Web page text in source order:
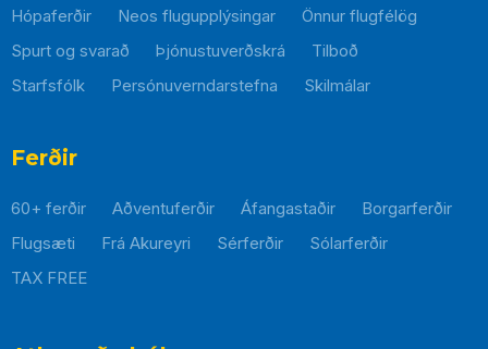
Hópaferðir
Neos flugupplýsingar
Önnur flugfélög
Spurt og svarað
Þjónustuverðskrá
Tilboð
Starfsfólk
Persónuverndarstefna Skilmálar
Þessi
í
nýjum
Ferðir
60+ ferðir Aðventuferðir Áfangastaðir
Borgarferðir
Flugsæti
Frá Akureyri Sérferðir
Sólarferðir
TAX FREE